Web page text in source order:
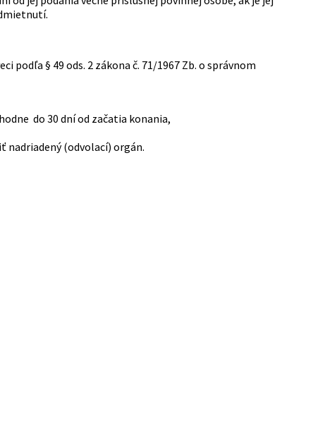
podľa § 49 ods. 2 zákona č. 71/1967 Zb. o správnom
do 30 dní od začatia konania,
(odvolací) orgán.